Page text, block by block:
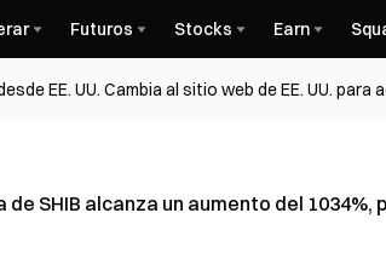
Futuros Stocks Earn
EE. UU. Cambia al sitio web de EE. UU.
SHIB alcanza un aumento del